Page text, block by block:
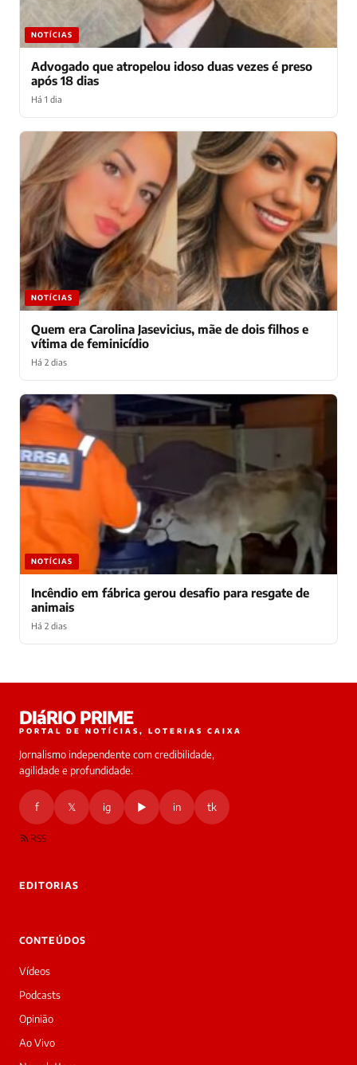
NOTÍCIAS
Advogado que atropelou idoso duas vezes é preso
após 18 dias
Há 1 dia
NOTÍCIAS
Quem era Carolina Jasevicius, mãe de dois filhos e
vítima de feminicídio
Há 2 dias
NOTÍCIAS
Incêndio em fábrica gerou desafio para resgate de
animais
Há 2 dias
online
Bom
dia!
Sou
a
daqui
do
DIáRIO PRIME
PORTAL DE NOTÍCIAS, LOTERIAS CAIXA
Jornalismo independente com credibilidade,
agilidade e profundidade.
f 𝕏 ig ▶ in tk
RSS
EDITORIAS
CONTEÚDOS
Vídeos
Podcasts
Opinião
Ao Vivo